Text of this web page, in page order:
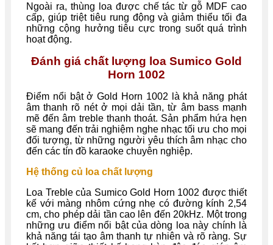
Ngoài ra, thùng loa được chế tác từ gỗ MDF cao
cấp, giúp triệt tiêu rung động và giảm thiểu tối đa
những cộng hưởng tiêu cực trong suốt quá trình
hoạt động.
Đánh giá chất lượng loa Sumico Gold
Horn 1002
Điểm nổi bật ở Gold Horn 1002 là khả năng phát
âm thanh rõ nét ở mọi dải tần, từ âm bass mạnh
mẽ đến âm treble thanh thoát. Sản phẩm hứa hẹn
sẽ mang đến trải nghiệm nghe nhạc tối ưu cho mọi
đối tượng, từ những người yêu thích âm nhạc cho
đến các tín đồ karaoke chuyên nghiệp.
Hệ thống củ loa chất lượng
Loa Treble của Sumico Gold Horn 1002 được thiết
kế với màng nhôm cứng nhẹ có đường kính 2,54
cm, cho phép dải tần cao lên đến 20kHz. Một trong
những ưu điểm nổi bật của dòng loa này chính là
khả năng tái tạo âm thanh tự nhiên và rõ ràng. Sự